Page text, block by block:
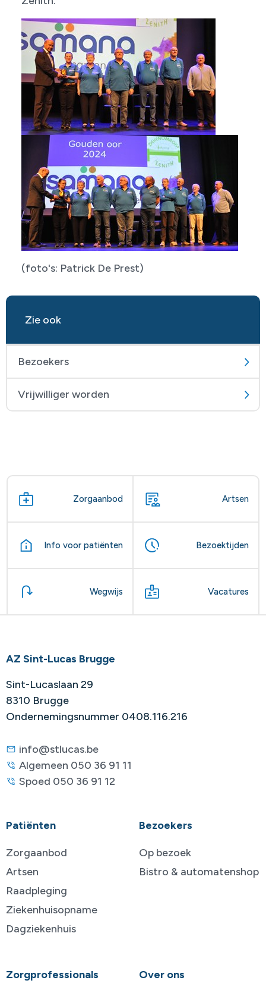
(foto's: Patrick De Prest)
Zie ook
Bezoekers
Vrijwilliger worden
Zorgaanbod Artsen
Info voor patiënten Bezoektijden
Wegwijs Vacatures
AZ Sint-Lucas Brugge
Sint-Lucaslaan 29
8310 Brugge
Ondernemingsnummer 0408.116.216
info@stlucas.be
Algemeen 050 36 91 11
Spoed 050 36 91 12
Patiënten
Zorgaanbod
Artsen
Raadpleging
Ziekenhuisopname
Dagziekenhuis
Bezoekers
Op bezoek
Bistro & automatenshop
Zorgprofessionals
Over ons